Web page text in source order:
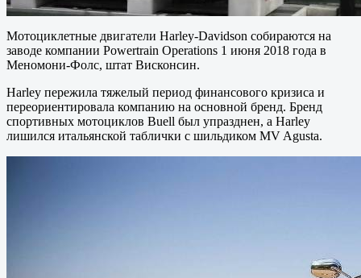
Мотоциклетные двигатели Harley-Davidson собираются на
заводе компании Powertrain Operations 1 июня 2018 года в
Меномони-Фолс, штат Висконсин.
Harley пережила тяжелый период финансового кризиса и
переориентировала компанию на основной бренд. Бренд
спортивных мотоциклов Buell был упразднен, а Harley
лишился итальянской таблички с шильдиком MV Agusta.